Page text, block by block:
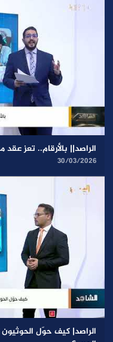
الراصد|| بالأرقام.. تعز عقد
30/03/2026
الراصد| كيف حوّل الحوثيون